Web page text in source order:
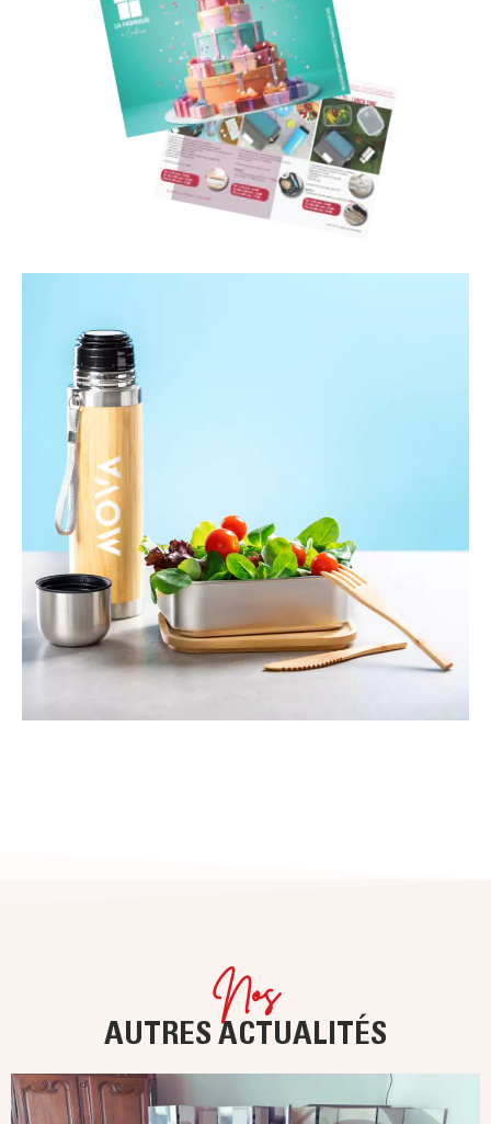
Nos
AUTRES ACTUALITÉS